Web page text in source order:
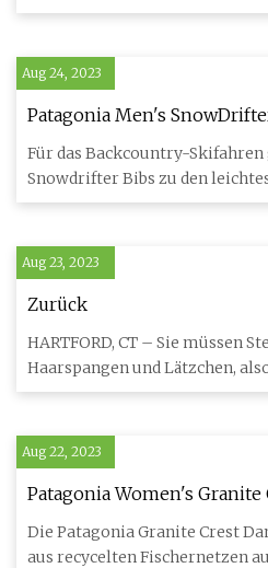
empfohlenen P
Aug 24, 2023
Patagonia Men's
Super
Für das Backcountry-
Snowdrifter Bibs zu den
bequemsten Sof
Aug 23, 2023
Zurück
HARTFORD, CT – Sie müssen
Haarspangen und Lätzchen,
die meisten Spo
Aug 22, 2023
Patagonia Women's Granite
Multitool unter den
Netzstrümpfen
Die Patagonia Granite Crest
aus recycelten Fischernetzen